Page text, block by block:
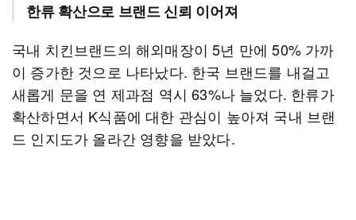
한류 확산으로 브랜드 신뢰 이어져
국내 치킨브랜드의 해외매장이 5년 만에 50% 가까
이 증가한 것으로 나타났다. 한국 브랜드를 내걸고
새롭게 문을 연 제과점 역시 63%나 늘었다. 한류가
확산하면서 K식품에 대한 관심이 높아져 국내 브랜
드 인지도가 올라간 영향을 받았다.